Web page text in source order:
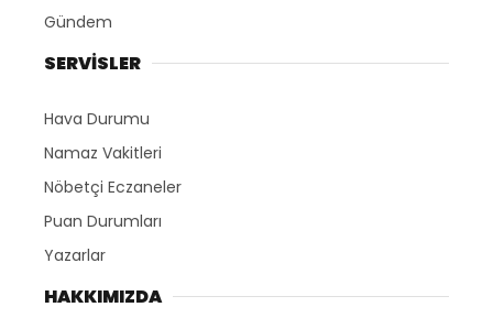
Gündem
SERVİSLER
Hava Durumu
Namaz Vakitleri
Nöbetçi Eczaneler
Puan Durumları
Yazarlar
HAKKIMIZDA